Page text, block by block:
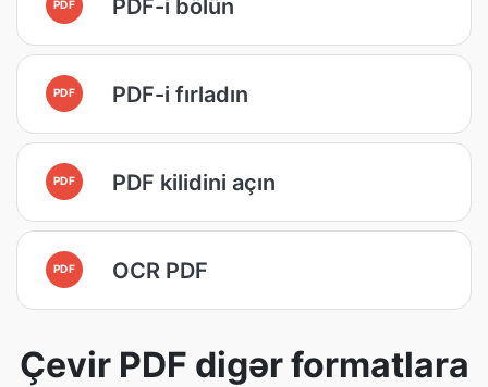
PDF PDF-i bölün
PDF PDF-i fırladın
PDF PDF kilidini açın
PDF OCR PDF
Çevir PDF digər formatlara